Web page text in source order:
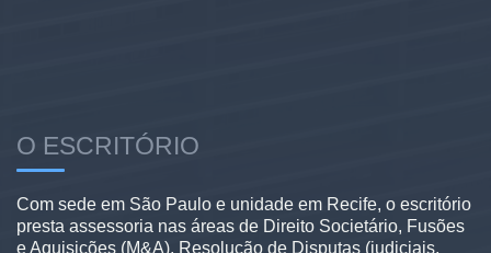
O ESCRITÓRIO
Com sede em São Paulo e unidade em Recife, o escritório
presta assessoria nas áreas de Direito Societário, Fusões
e Aquisições (M&A), Resolução de Disputas (judiciais,